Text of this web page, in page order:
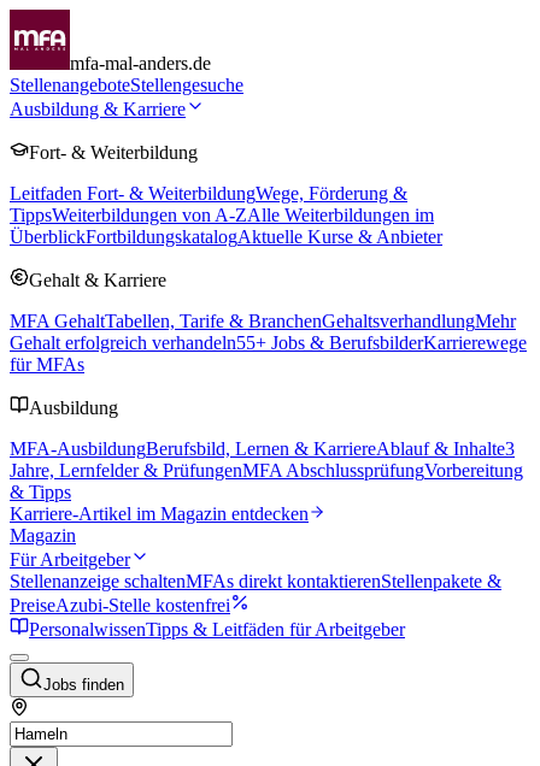
mfa-mal-anders.de
StellenangeboteStellengesuche
Ausbildung & Karriere
Fort- & Weiterbildung
Leitfaden Fort- & WeiterbildungWege, Förderung &
TippsWeiterbildungen von A-ZAlle Weiterbildungen im
ÜberblickFortbildungskatalogAktuelle Kurse & Anbieter
Gehalt & Karriere
MFA GehaltTabellen, Tarife & BranchenGehaltsverhandlungMehr
Gehalt erfolgreich verhandeln55+ Jobs & BerufsbilderKarrierewege
für MFAs
Ausbildung
MFA-AusbildungBerufsbild, Lernen & KarriereAblauf & Inhalte3
Jahre, Lernfelder & PrüfungenMFA AbschlussprüfungVorbereitung
& Tipps
Karriere-Artikel im Magazin entdecken
Magazin
Für Arbeitgeber
Stellenanzeige schaltenMFAs direkt kontaktierenStellenpakete &
PreiseAzubi-Stelle kostenfrei
PersonalwissenTipps & Leitfäden für Arbeitgeber
Jobs finden